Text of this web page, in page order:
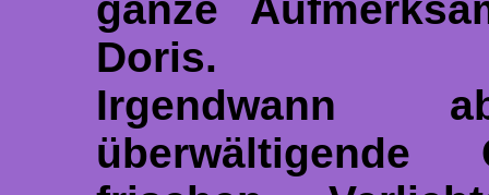
Doris.
Irgendwann